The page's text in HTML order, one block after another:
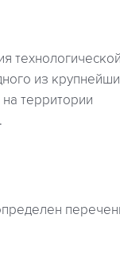
технологической
из
территории